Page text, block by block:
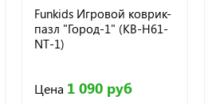
Funkids Игровой коврик-
пазл "Город-1" (KB-H61-
NT-1)
Цена 1 090 руб